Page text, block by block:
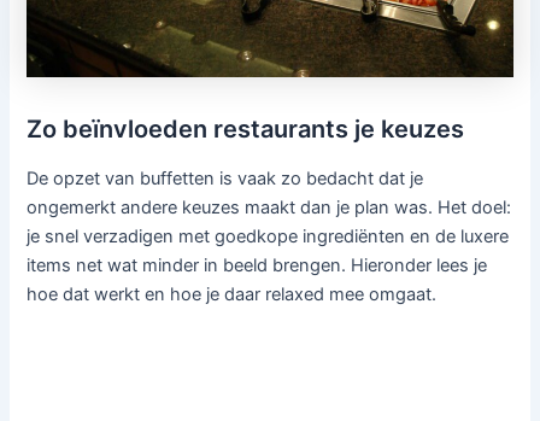
Zo beïnvloeden restaurants je keuzes
De opzet van buffetten is vaak zo bedacht dat je
ongemerkt andere keuzes maakt dan je plan was. Het doel:
je snel verzadigen met goedkope ingrediënten en de luxere
items net wat minder in beeld brengen. Hieronder lees je
hoe dat werkt en hoe je daar relaxed mee omgaat.